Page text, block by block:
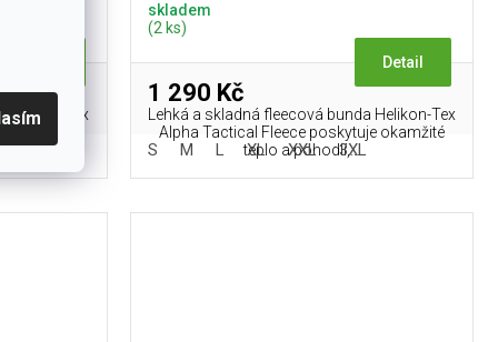
Helikon-Tex
skladem
(2 ks)
1 290 Kč
Detail
Lehká a skladná fleecová bunda Helikon-Tex
Alpha Tactical Fleece poskytuje okamžité
teplo a pohodlí,...
S M L XL XXL 3XL